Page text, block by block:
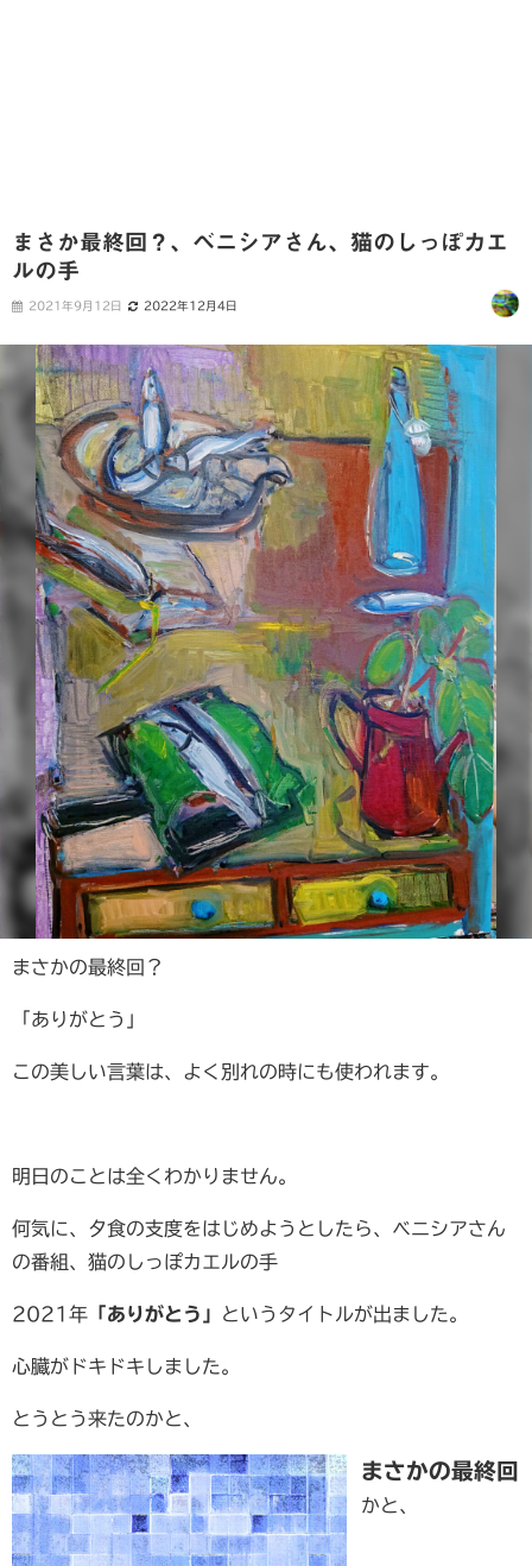
まさか最終回？、ベニシアさん、猫のしっぽカエ
ルの手
2021年9月12日 2022年12月4日
まさかの最終回？
「ありがとう」
この美しい言葉は、よく別れの時にも使われます。
明日のことは全くわかりません。
何気に、夕食の支度をはじめようとしたら、ベニシアさん
の番組、猫のしっぽカエルの手
2021年 「ありがとう」 というタイトルが出ました。
心臓がドキドキしました。
とうとう来たのかと、
まさかの最終回
かと、